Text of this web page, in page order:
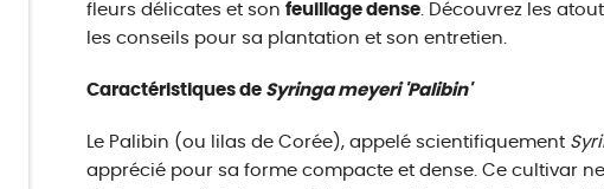
fleurs délicates et son feuillage dense. Découvrez les
les conseils pour sa plantation et son entretien.
Caractéristiques de Syringa meyeri 'Palibin'
Le Palibin (ou lilas de Corée), appelé scientifiquement
apprécié pour sa forme compacte et dense. Ce cultivar